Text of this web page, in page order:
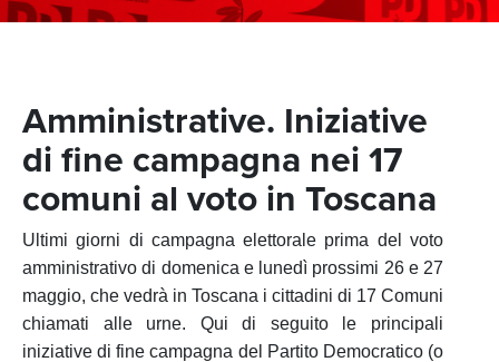
Amministrative. Iniziative
di fine campagna nei 17
comuni al voto in Toscana
Ultimi giorni di campagna elettorale prima del voto
amministrativo di domenica e lunedì prossimi 26 e 27
maggio, che vedrà in Toscana i cittadini di 17 Comuni
chiamati alle urne. Qui di seguito le principali
iniziative di fine campagna del Partito Democratico (o